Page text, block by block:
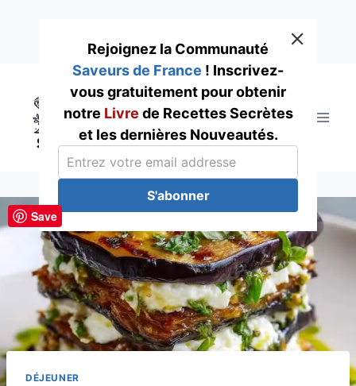
content
DÉJEUNER
Rejoignez la Communauté
Saveurs de France ! Inscrivez-
vous gratuitement pour obtenir
notre Livre de Recettes Secrètes
et les dernières Nouveautés.
S'abonner
Save